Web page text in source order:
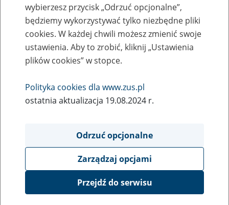
Zaproś ZUS do siebie - zakładanie profili
eZUS w siedzibie Twojej firmy
Rodzaj wydarzenia
Szkolenia
obsługa klientów
Event description
Platforma Usług Elektronicznych ZUS eZUS
wybierzesz przycisk „Odrzuć opcjonalne”,
będziemy wykorzystywać tylko niezbędne pliki
cookies. W każdej chwili możesz zmienić swoje
ustawienia. Aby to zrobić, kliknij „Ustawienia
plików cookies” w stopce.
Polityka cookies dla www.zus.pl
ostatnia aktualizacja 19.08.2024 r.
Odrzuć opcjonalne
Zarządzaj opcjami
Przejdź do serwisu